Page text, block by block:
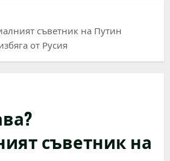
съветник на Путин
от Русия
съветник на